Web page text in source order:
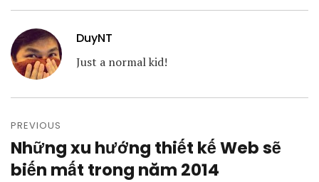
DuyNT
Just a normal kid!
navigation
PREVIOUS
Previous
post:
Những xu hướng thiết kế Web sẽ
biến mất trong năm 2014